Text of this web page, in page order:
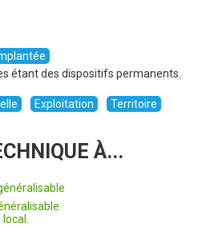
étant des dispositifs permanents.
Exploitation Territoire
À...